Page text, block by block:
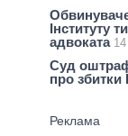
Інституту
адвоката
Суд
про збитки